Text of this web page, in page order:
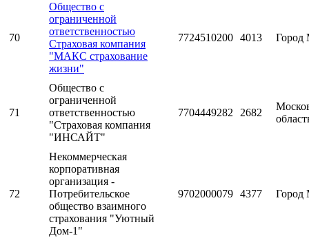
70
Общество с
ограниченной
ответственностью
Страховая компания
"МАКС страхование
жизни"
7724510200 4013 Город
71
Общество с
ограниченной
ответственностью
"Страховая компания
"ИНСАЙТ"
7704449282 2682
72
Некоммерческая
корпоративная
организация -
Потребительское
общество взаимного
страхования "Уютный
Дом-1"
9702000079 4377 Город